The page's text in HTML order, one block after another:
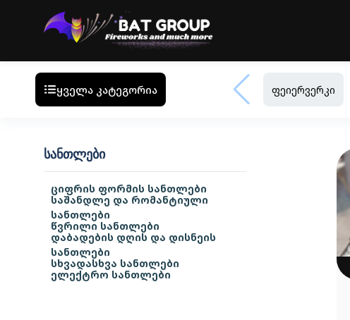
ყველა კატეგორია ფეიერვერკი
ᲡᲐᲜᲗᲚᲔᲑᲘ
ციფრის ფორმის სანთლები
საშანდლე და რომანტიული
სანთლები
წვრილი სანთლები
დაბადების დღის და დისნეის
სანთლები
სხვადასხვა სანთლები
ელექტრო სანთლები